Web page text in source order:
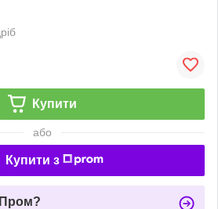
Купити
або
Купити з
Пром?